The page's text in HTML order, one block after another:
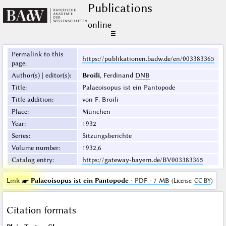
Publications
online
☰
Permalink to this
page:
https://publikationen.badw.de/en/003383365
Author(s) | editor(s): Broili, Ferdinand DNB
Title:
Palaeoisopus ist ein Pantopode
Title addition:
von F. Broili
Place:
München
Year:
1932
Series:
Sitzungsberichte
Volume number:
1932,6
Catalog entry: https://gateway-bayern.de/BV003383365
Link ☛ Palaeoisopus ist ein Pantopode· PDF · 7 MB (License: CC BY)
Citation formats